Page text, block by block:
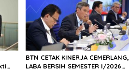
BTN CETAK KINERJA CEMERLANG,
LABA BERSIH SEMESTER I/2026